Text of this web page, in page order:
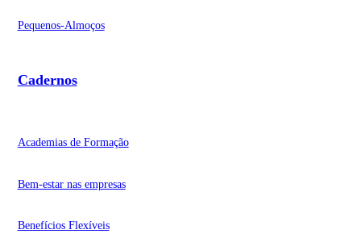
Pequenos-Almoços
Cadernos
Academias de Formação
Bem-estar nas empresas
Benefícios Flexíveis